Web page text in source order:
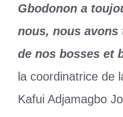
Gbodonon a
nous, nous
de nos bosses et
la coordinatrice de
Kafui Adjamagbo